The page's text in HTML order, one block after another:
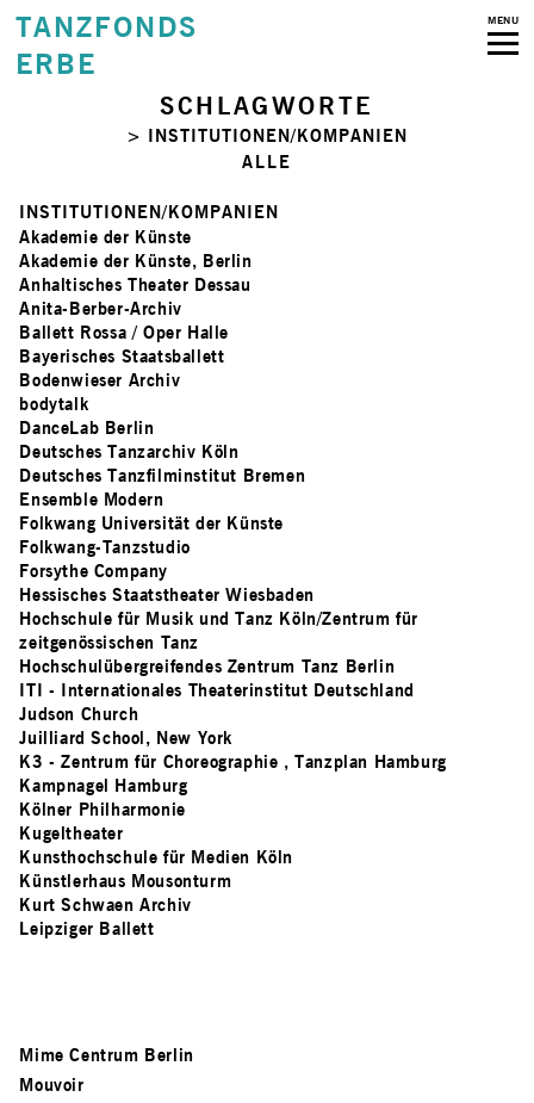
TANZFONDS
ERBE
MENU
SCHLAGWORTE
> INSTITUTIONEN/KOMPANIEN
ALLE
INSTITUTIONEN/KOMPANIEN
Akademie der Künste
Akademie der Künste, Berlin
Anhaltisches Theater Dessau
Anita-Berber-Archiv
Ballett Rossa / Oper Halle
Bayerisches Staatsballett
Bodenwieser Archiv
bodytalk
DanceLab Berlin
Deutsches Tanzarchiv Köln
Deutsches Tanzfilminstitut Bremen
Ensemble Modern
Folkwang Universität der Künste
Folkwang-Tanzstudio
Forsythe Company
Hessisches Staatstheater Wiesbaden
Hochschule für Musik und Tanz Köln/Zentrum für
zeitgenössischen Tanz
Hochschulübergreifendes Zentrum Tanz Berlin
ITI - Internationales Theaterinstitut Deutschland
Judson Church
Juilliard School, New York
K3 - Zentrum für Choreographie , Tanzplan Hamburg
Kampnagel Hamburg
Kölner Philharmonie
Kugeltheater
Kunsthochschule für Medien Köln
Künstlerhaus Mousonturm
Kurt Schwaen Archiv
Leipziger Ballett
Mime Centrum Berlin
Mouvoir